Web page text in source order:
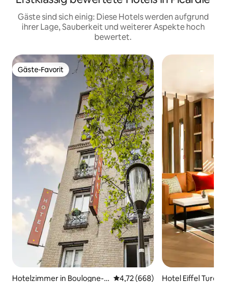
Gäste sind sich einig: Diese Hotels werden aufgrund
ihrer Lage, Sauberkeit und weiterer Aspekte hoch
bewertet.
Gäste-Favorit
Gäste-Favorit
Hotelzimmer in Boulogne-B Durchschnittliche Bewertung:
4,72 (668)
Hotel Eiffel